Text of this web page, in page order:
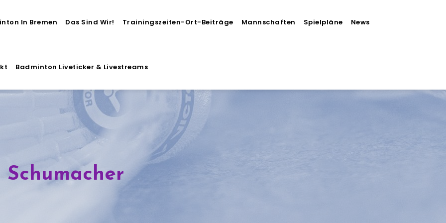
In Bremen Das Sind Wir! Trainingszeiten-Ort-Beiträge Mannschaften Spielpläne News
Badminton Liveticker & Livestreams
Schumacher